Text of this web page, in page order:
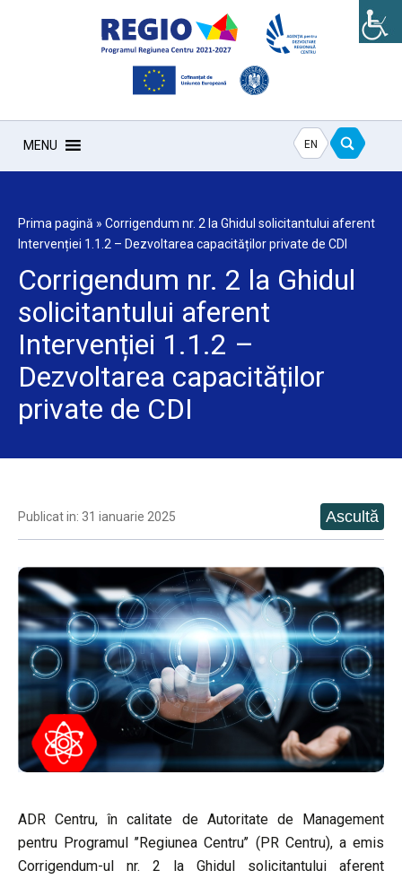
MENU EN
Prima pagină » Corrigendum nr. 2 la Ghidul solicitantului aferent
Intervenției 1.1.2 – Dezvoltarea capacităților private de CDI
Corrigendum nr. 2 la Ghidul
solicitantului aferent
Intervenției 1.1.2 –
Dezvoltarea capacităților
private de CDI
Publicat in: 31 ianuarie 2025
ADR Centru, în calitate de Autoritate de Management
pentru Programul ’’Regiunea Centru’’ (PR Centru), a emis
Corrigendum-ul nr. 2 la Ghidul solicitantului aferent